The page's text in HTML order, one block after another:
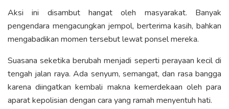
Aksi ini disambut hangat oleh masyarakat. Banyak
pengendara mengacungkan jempol, berterima kasih, bahkan
mengabadikan momen tersebut lewat ponsel mereka.
Suasana seketika berubah menjadi seperti perayaan kecil di
tengah jalan raya. Ada senyum, semangat, dan rasa bangga
karena diingatkan kembali makna kemerdekaan oleh para
aparat kepolisian dengan cara yang ramah menyentuh hati.